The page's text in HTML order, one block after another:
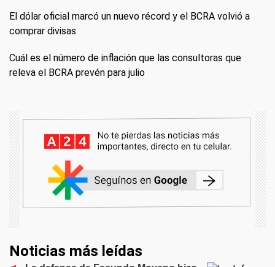
El dólar oficial marcó un nuevo récord y el BCRA volvió a
comprar divisas
Cuál es el número de inflación que las consultoras que
releva el BCRA prevén para julio
Noticias más leídas